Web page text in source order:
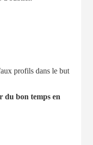
profils dans le but
du bon temps en